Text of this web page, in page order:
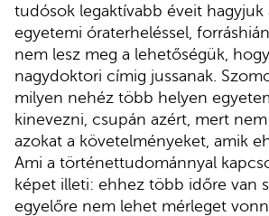
tudósok legaktívabb éveit hagyjuk
egyetemi óraterheléssel,
nem lesz meg a lehetőségük,
nagydoktori címig jussanak.
milyen nehéz több helyen
kinevezni, csupán azért, mert
azokat a követelményeket, amik
Ami a történettudománnyal
képet illeti: ehhez több időre van
egyelőre nem lehet mérleget